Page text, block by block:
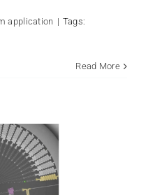
application | Tags:
Read More